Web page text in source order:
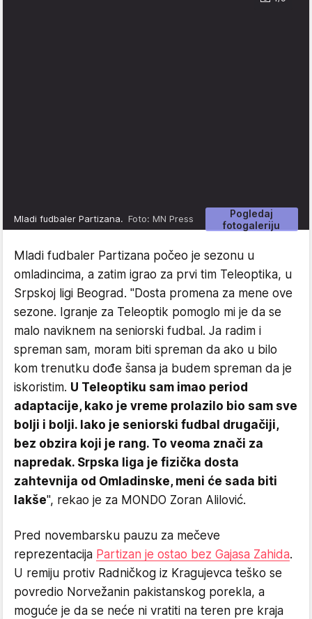
Pogledaj
fotogaleriju
Mladi fudbaler Partizana. Foto: MN Press
Mladi fudbaler Partizana počeo je sezonu u
omladincima, a zatim igrao za prvi tim Teleoptika, u
Srpskoj ligi Beograd. "Dosta promena za mene ove
sezone. Igranje za Teleoptik pomoglo mi je da se
malo naviknem na seniorski fudbal. Ja radim i
spreman sam, moram biti spreman da ako u bilo
kom trenutku dođe šansa ja budem spreman da je
iskoristim. U Teleoptiku sam imao period
adaptacije, kako je vreme prolazilo bio sam sve
bolji i bolji. Iako je seniorski fudbal drugačiji,
bez obzira koji je rang. To veoma znači za
napredak. Srpska liga je fizička dosta
zahtevnija od Omladinske, meni će sada biti
lakše", rekao je za MONDO Zoran Alilović.
Pred novembarsku pauzu za mečeve
reprezentacija Partizan je ostao bez Gajasa Zahida.
U remiju protiv Radničkog iz Kragujevca teško se
povredio Norvežanin pakistanskog porekla, a
moguće je da se neće ni vratiti na teren pre kraja